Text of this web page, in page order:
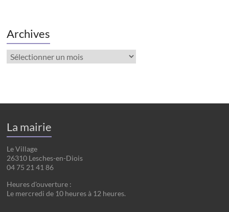
Archives
Archives
La mairie
Le Village
26310 Lesches-en-Diois
04 75 21 41 86
Heures d'ouverture :
Le mercredi de 10 heures à 12 heures.